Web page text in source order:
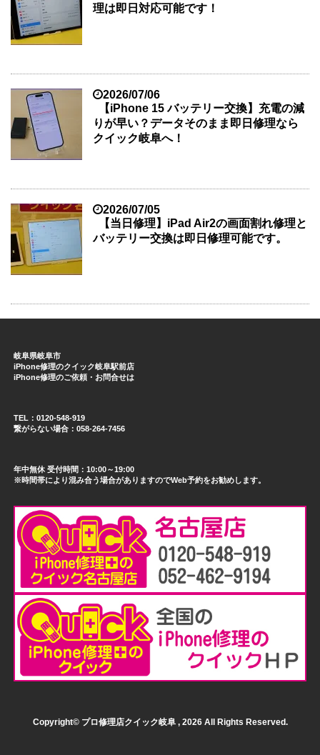
理は即日対応可能です！
2026/07/06
【iPhone 15 バッテリー交換】充電の減
りが早い？データそのまま即日修理なら
クイック岐阜へ！
2026/07/05
【当日修理】iPad Air2の画面割れ修理と
バッテリー交換は即日修理可能です。
岐阜県岐阜市
iPhone修理のクイック岐阜駅前店
iPhone修理のご依頼・お問合せは
TEL：0120-548-919
繋がらない場合：058-264-7456
年中無休 受付時間：10:00～19:00
※時間帯により混み合う場合がありますのでWeb予約をお勧めします。
Copyright© プロ修理店クイック岐阜 , 2026 All Rights Reserved.